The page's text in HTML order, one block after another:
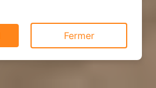
Fermer